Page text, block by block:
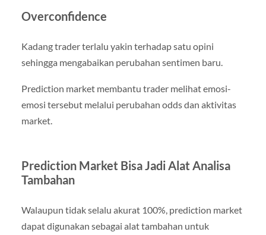
Overconfidence
Kadang trader terlalu yakin terhadap satu opini
sehingga mengabaikan perubahan sentimen baru.
Prediction market membantu trader melihat emosi-
emosi tersebut melalui perubahan odds dan aktivitas
market.
Prediction Market Bisa Jadi Alat Analisa
Tambahan
Walaupun tidak selalu akurat 100%, prediction market
dapat digunakan sebagai alat tambahan untuk